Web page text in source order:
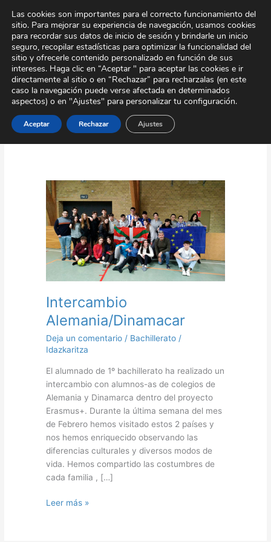
contenido
Tour Virtual Área Privada Contacto
Marzo 2023
Intercambio
Alemania/Dinamacar
Deja un comentario / Bachillerato/
Idazkaritza
El alumnado de 1º bachillerato ha realizado un
intercambio con alumnos-as de colegios de
Alemania y Dinamarca dentro del proyecto
Erasmus+. Durante la última semana del mes
de Febrero hemos visitado estos 2 países y
nos hemos enriquecido observando las
diferencias culturales y diversos modos de
vida. Hemos compartido las costumbres de
cada familia , […]
Intercambio
Alemania/Dinamacar
Leer más »
Las cookies son importantes para el correcto funcionamiento del
sitio. Para mejorar su experiencia de navegación, usamos cookies
para recordar sus datos de inicio de sesión y brindarle un inicio
seguro, recopilar estadísticas para optimizar la funcionalidad del
sitio y ofrecerle contenido personalizado en función de sus
intereses. Haga clic en “Aceptar " para aceptar las cookies e ir
directamente al sitio o en “Rechazar” para recharzalas (en este
caso la navegación puede verse afectada en determinados
aspectos) o en "Ajustes" para personalizar tu configuración.
Aceptar Rechazar Ajustes